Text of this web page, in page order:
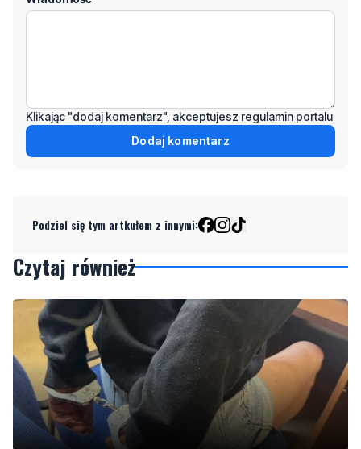
Ukradła towar za blisko 2,9 tys. zł. Teraz może
jej grozić do 5 lat więzienia